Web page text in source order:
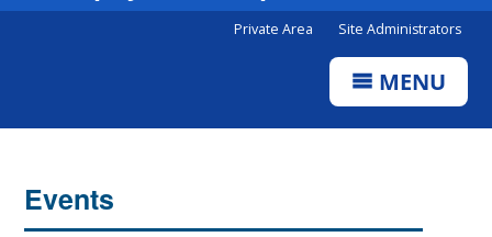
Private Area Site Administrators
MENU
Events
4:00